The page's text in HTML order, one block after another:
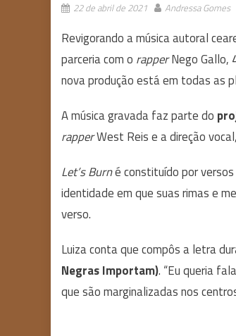
22 de abril de 2021 Andressa Gomes
Revigorando a música autoral
parceria com o rapperNego Gallo,
nova produção está em todas as
A música gravada faz parte do
rapperWest Reis e a direção
Let’s Burné constituído por
identidade em que suas rimas e
verso.
Luiza conta que compôs a letra
Negras Importam). “Eu queria
que são marginalizadas nos